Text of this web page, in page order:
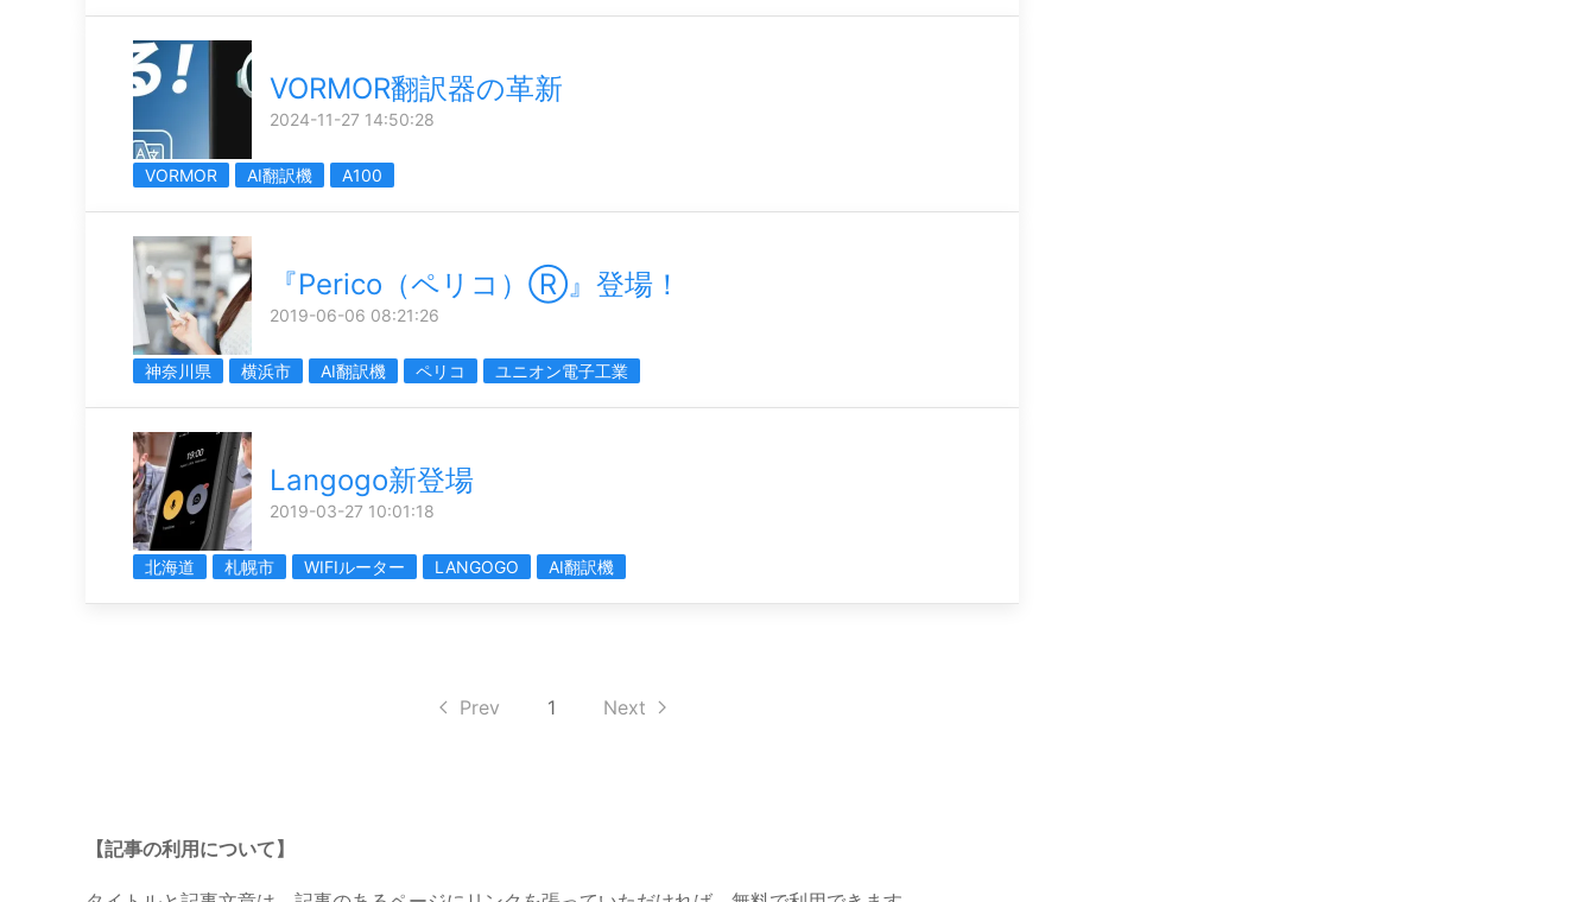
VORMOR翻訳器の革新
2024-11-27 14:50:28
VORMOR AI翻訳機 A100
『Perico（ペリコ）Ⓡ』登場！
2019-06-06 08:21:26
神奈川県 横浜市 AI翻訳機 ペリコ ユニオン電子工業
Langogo新登場
2019-03-27 10:01:18
北海道 札幌市 WIFIルーター LANGOGO AI翻訳機
Prev 1 Next
【記事の利用について】